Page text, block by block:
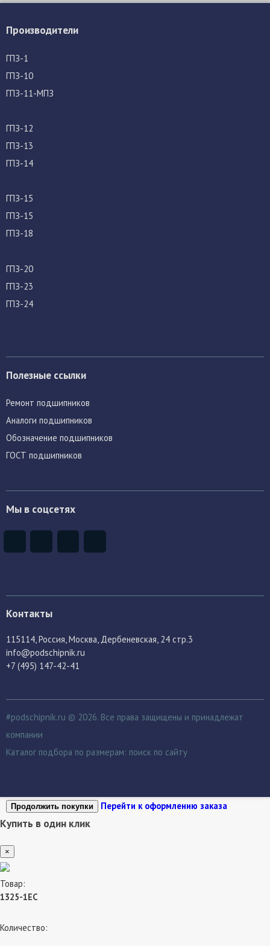
Производители
ГПЗ-1
ГПЗ-10
ГПЗ-11-МПЗ
ГПЗ-12
ГПЗ-13
ГПЗ-14
ГПЗ-15
ГПЗ-15
ГПЗ-18
ГПЗ-20
ГПЗ-23
ГПЗ-24
Полезные ссылки
Ремонт подшипников
Аналоги подшипников
Обозначение подшипников
ГОСТ подшипников
Мы в соцсетях
Контакты
115114 , Россия, Москва, Дербеневская, 24 стр.3
info@podschipnik.ru
+7 (495) 147-42-41
#podschipnik.ru © 2026. Все права защищены и принадлежат
компании
Каталог подбора по размерам: поиск по сайту
Продолжить покупки Перейти к оформлению заказа
Купить в один клик
×
Товар:
1325-1EC
Количество: